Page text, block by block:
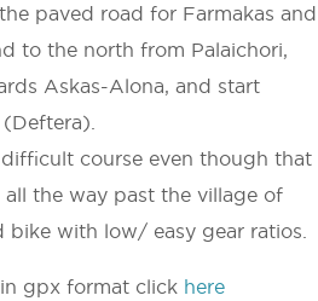
paved road for Farmakas and
to the north from Palaichori,
Askas-Alona, and start
course even though that
the way past the village of
bike with low/ easy gear ratios.
gpx format click here